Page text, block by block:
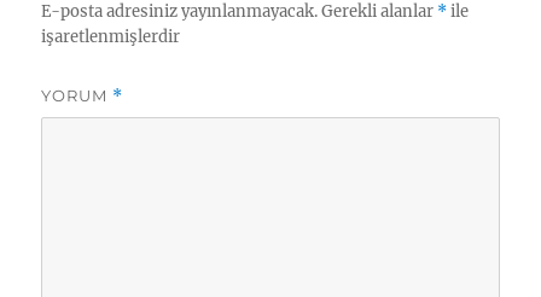
E-posta adresiniz yayınlanmayacak. Gerekli alanlar *ile
işaretlenmişlerdir
YORUM *